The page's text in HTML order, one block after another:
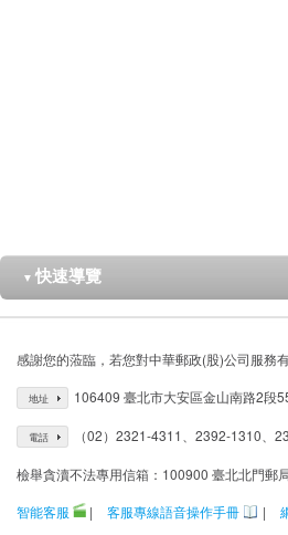
▼ 快速導覽
感謝您的蒞臨，若您對中華郵政(股)公司服務
地址 106409 臺北市大安區金山南路2段
電話 （02）2321-4311、2392-1310、
檢舉貪瀆不法專用信箱：100900 臺北北門郵
智能客服
| 客服專線語音操作手冊 |